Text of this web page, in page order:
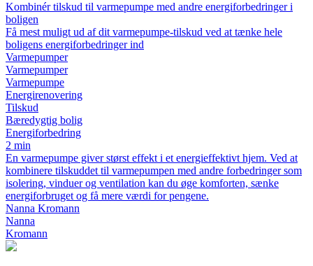
Kombinér tilskud til varmepumpe med andre energiforbedringer i
boligen
Få mest muligt ud af dit varmepumpe-tilskud ved at tænke hele
boligens energiforbedringer ind
Varmepumper
Varmepumper
Varmepumpe
Energirenovering
Tilskud
Bæredygtig bolig
Energiforbedring
2 min
En varmepumpe giver størst effekt i et energieffektivt hjem. Ved at
kombinere tilskuddet til varmepumpen med andre forbedringer som
isolering, vinduer og ventilation kan du øge komforten, sænke
energiforbruget og få mere værdi for pengene.
Nanna Kromann
Nanna
Kromann